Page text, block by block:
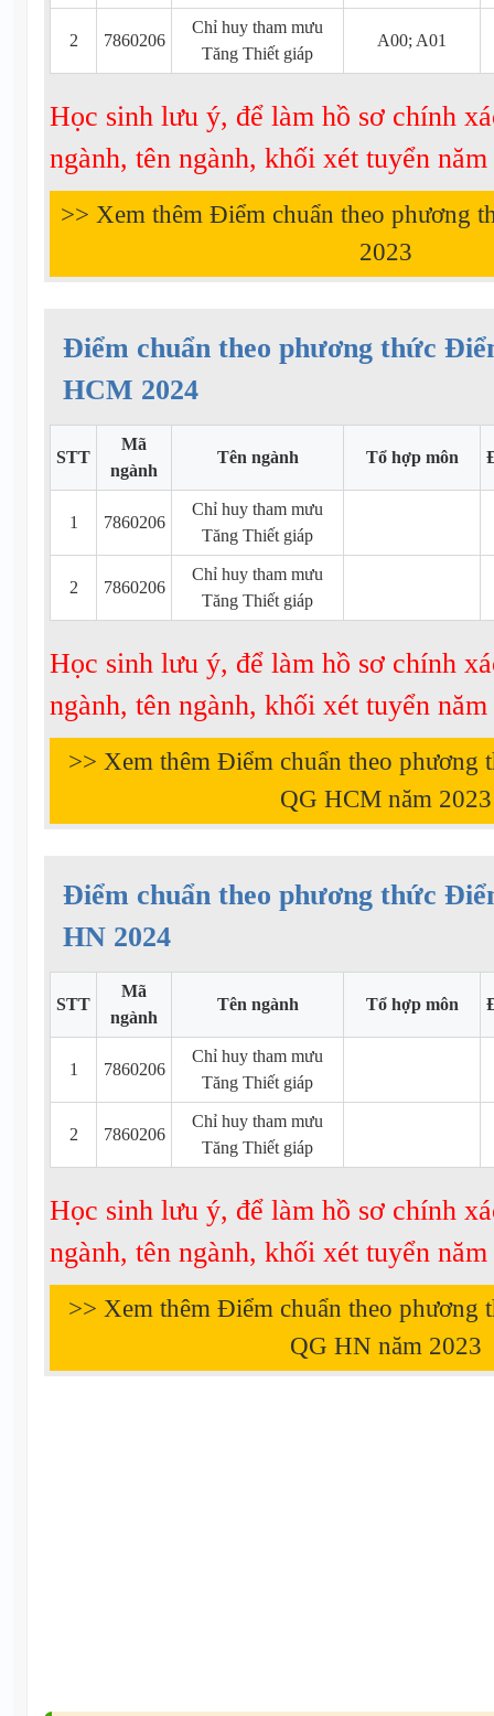
2 7860206
Chỉ huy tham mưu
Tăng Thiết giáp
A00; A01
Học sinh lưu ý, để làm hồ sơ chính
ngành, tên ngành, khối xét tuyển
>> Xem thêm Điểm chuẩn theo phương
2023
Điểm chuẩn theo phương thức
HCM 2024
STT
Mã
ngành
Tên ngành Tổ hợp môn
1 7860206
Chỉ huy tham mưu
Tăng Thiết giáp
2 7860206
Chỉ huy tham mưu
Tăng Thiết giáp
Học sinh lưu ý, để làm hồ sơ chính
ngành, tên ngành, khối xét tuyển
>> Xem thêm Điểm chuẩn theo
QG HCM năm 2023
Điểm chuẩn theo phương thức
HN 2024
STT
Mã
ngành
Tên ngành Tổ hợp môn
1 7860206
Chỉ huy tham mưu
Tăng Thiết giáp
2 7860206
Chỉ huy tham mưu
Tăng Thiết giáp
Học sinh lưu ý, để làm hồ sơ chính
ngành, tên ngành, khối xét tuyển
>> Xem thêm Điểm chuẩn theo
QG HN năm 2023